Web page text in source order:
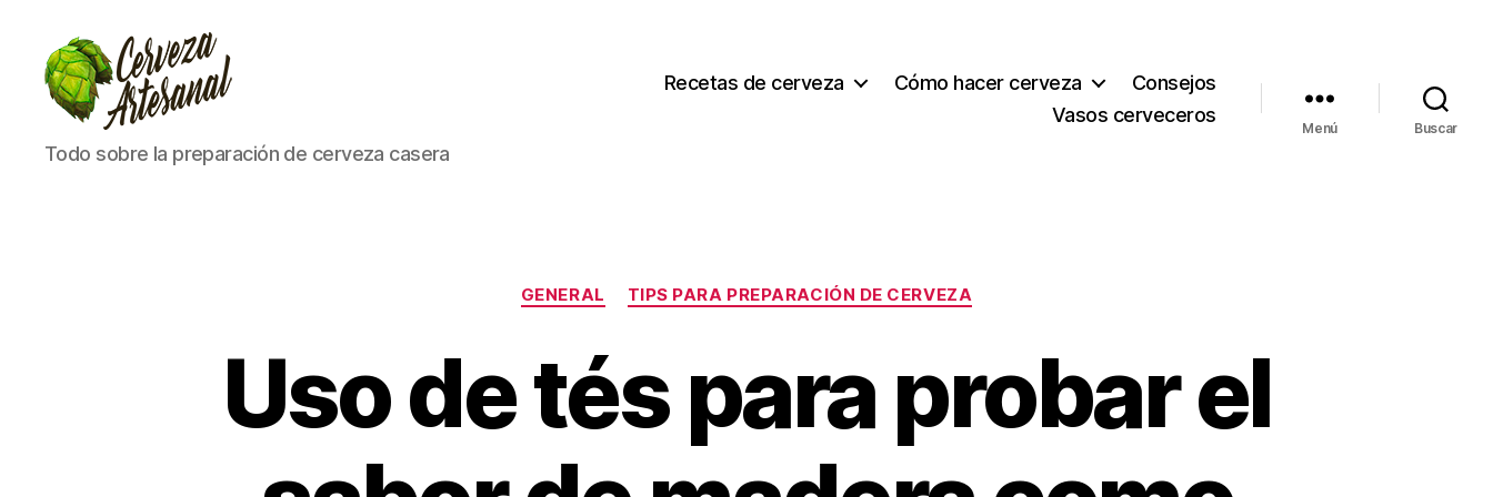
Cómo
hacer
Todo sobre la preparación de cerveza casera
Recetas de cerveza Cómo hacer cerveza
Consejos
Vasos cerveceros
Menú Buscar
Categorías
GENERAL TIPS PARA PREPARACIÓN DE CERVEZA
Uso de tés para probar el